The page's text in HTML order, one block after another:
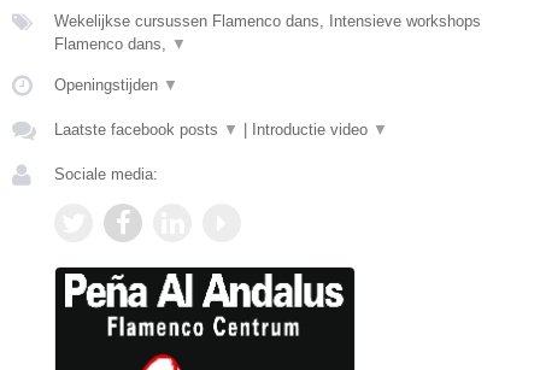
Wekelijkse cursussen Flamenco dans, Intensieve workshops
Flamenco dans,
▼
Openingstijden ▼
Laatste facebook posts ▼ | Introductie video ▼
Sociale media: